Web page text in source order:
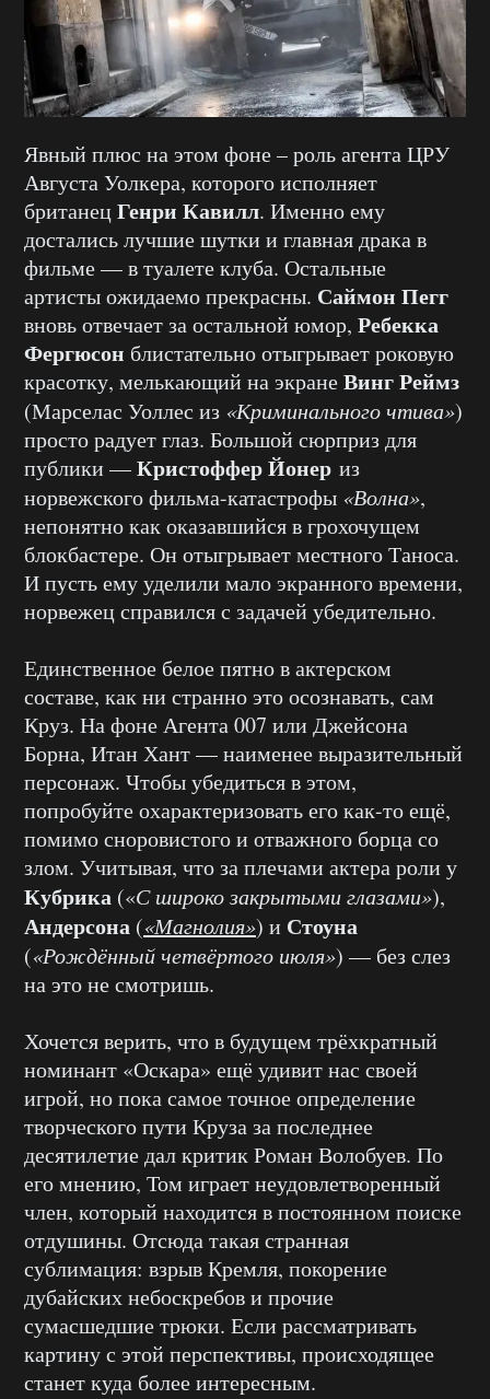
Явный плюс на этом фоне – роль агента ЦРУ
Августа Уолкера, которого исполняет
британецГенри Кавилл. Именно ему
достались лучшие шутки и главная драка в
фильме — в туалете клуба. Остальные
артисты ожидаемо прекрасны. Саймон Пегг
вновь отвечает за остальной юмор, Ребекка
Фергюсон блистательно отыгрывает роковую
красотку, мелькающий на экранеВинг Реймз
(Марселас Уоллес из «Криминального чтива»)
просто радует глаз. Большой сюрприз для
публики —Кристоффер Йонер из
норвежского фильма-катастрофы «Волна»,
непонятно как оказавшийся в грохочущем
блокбастере. Он отыгрывает местного Таноса.
И пусть ему уделили мало экранного времени,
норвежец справился с задачей убедительно.
Единственное белое пятно в актерском
составе, как ни странно это осознавать, сам
Круз. На фоне Агента 007 или Джейсона
Борна, Итан Хант — наименее выразительный
персонаж. Чтобы убедиться в этом,
попробуйте охарактеризовать его как-то ещё,
помимо сноровистого и отважного борца со
злом. Учитывая, что за плечами актера роли у
Кубрика («С широко закрытыми глазами»),
Андерсона («Магнолия») и Стоуна
(«Рождённый четвёртого июля») — без слез
на это не смотришь.
Хочется верить, что в будущем трёхкратный
номинант «Оскара» ещё удивит нас своей
игрой, но пока самое точное определение
творческого пути Круза за последнее
десятилетие дал критик Роман Волобуев. По
его мнению, Том играет неудовлетворенный
член, который находится в постоянном поиске
отдушины. Отсюда такая странная
сублимация: взрыв Кремля, покорение
дубайских небоскребов и прочие
сумасшедшие трюки. Если рассматривать
картину с этой перспективы, происходящее
станет куда более интересным.